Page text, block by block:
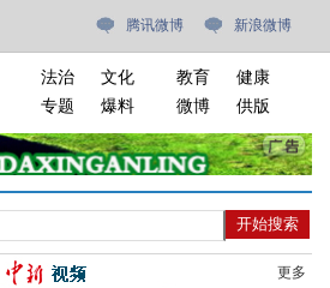
腾讯微博 新浪微博
法治
文化
专题
爆料
教育
健康
微博
供版
更多